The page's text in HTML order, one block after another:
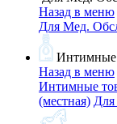
Назад в меню
Для Мед.
Интимные
Назад в меню
Интимные
(местная) Для